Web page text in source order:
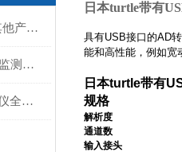
电容转换器GM-115型相对其他产品的使用优点分析
日本nemoto多功能可燃气体监测仪（NGM-C01 series）产品介绍
QS-Solution鱼类新鲜度检测仪全面解析
日本turtle带有
具有USB接口的AD
能和高性能，例如宽
日本turtle带有
规格
解析度
通道数
输入接头